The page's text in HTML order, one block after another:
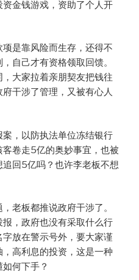
金钱游戏，资助了个人开
是靠风险而生存，还得不
自己才有资格领取回馈。
大家拉着亲朋契友把钱往
干涉了管理，又被有心人
，以防执法单位冻结银行
卷走5亿的奥妙事宜，也被
回5亿吗？也许李老板不想
老板都推说政府干涉了。
，政府也没有采取什么行
放在警示号外，要大家谨
高利息的投资，这是一种
何下手？